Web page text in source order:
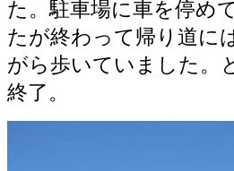
た。駐車場に車を停め
たが終わって帰り道に
がら歩いていました。
終了。